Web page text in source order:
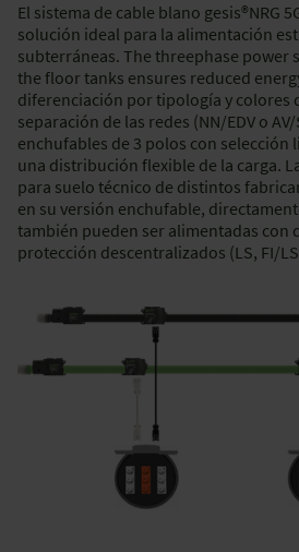
El sistema de cable blano gesis®NRG
solución ideal para la alimentación
subterráneas. The threephase power
the floor tanks ensures reduced
diferenciación por tipología y colores
separación de las redes (NN/EDV o
enchufables de 3 polos con selección
una distribución flexible de la carga.
para suelo técnico de distintos
en su versión enchufable,
también pueden ser alimentadas con
protección descentralizados (LS, FI/